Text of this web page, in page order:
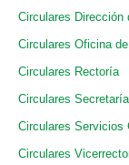
Circulares Dirección
Circulares Oficina
Circulares Rectoría
Circulares
Circulares Servicios
Circulares